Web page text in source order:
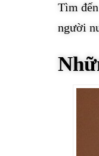
Tìm
người